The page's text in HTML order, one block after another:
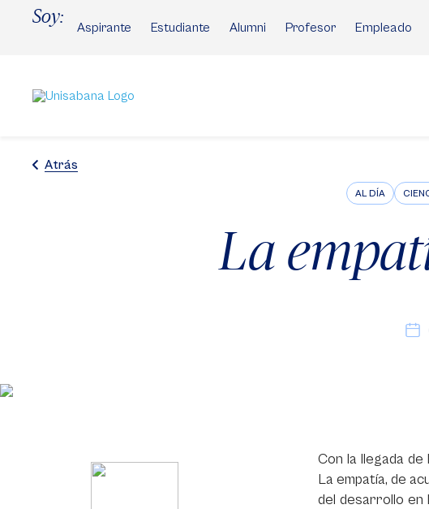
Soy:
Aspirante Estudiante Alumni Profesor Empleado
Atrás
AL DÍA
La
Con la llegada
La empatía, de
del desarrollo en